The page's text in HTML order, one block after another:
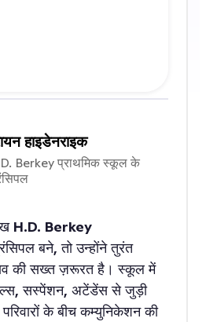
हाइडेनराइक
Berkey प्राथमिक स्कूल के
H.D. Berkey
बने, तो उन्होंने तुरंत
की सख्त ज़रूरत है। स्कूल में
सस्पेंशन, अटेंडेंस से जुड़ी
के बीच कम्युनिकेशन की